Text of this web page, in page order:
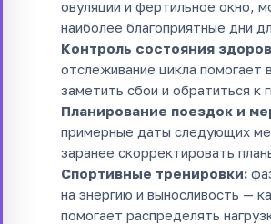
овуляции и фертильное окно,
наиболее благоприятные дни
Контроль состояния
отслеживание цикла помогает
заметить сбои и обратиться к
Планирование поездок и
примерные даты следующих
заранее скорректировать
Спортивные тренировки:
на энергию и выносливость —
помогает распределять